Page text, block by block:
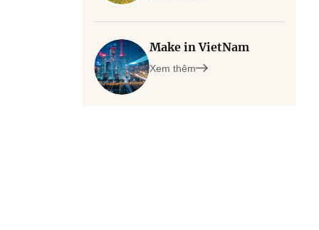
Make in VietNam
Xem thêm